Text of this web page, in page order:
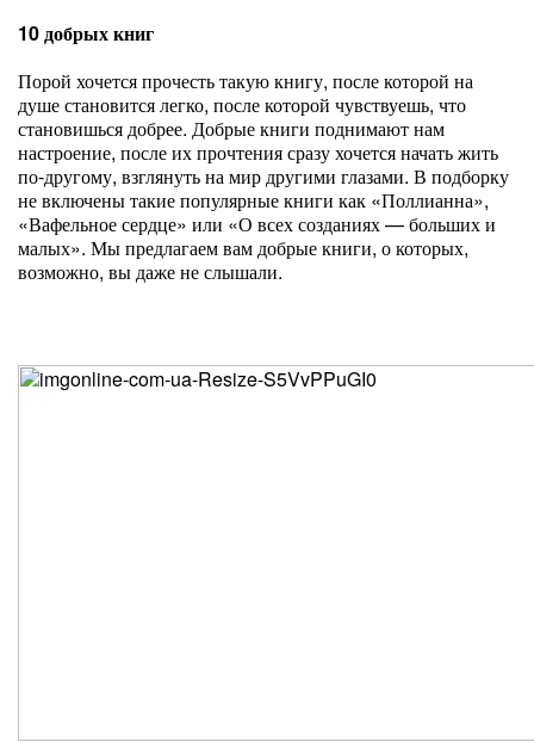
10 добрых книг
Порой хочется прочесть такую книгу, после которой на
душе становится легко, после которой чувствуешь, что
становишься добрее. Добрые книги поднимают нам
настроение, после их прочтения сразу хочется начать жить
по-другому, взглянуть на мир другими глазами. В подборку
не включены такие популярные книги как «Поллианна»,
«Вафельное сердце» или «О всех созданиях — больших и
малых». Мы предлагаем вам добрые книги, о которых,
возможно, вы даже не слышали.